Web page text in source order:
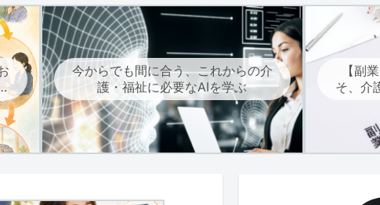
今からでも間に合う、これからの介
護・福祉に必要なAIを学ぶ
【副
そ、介